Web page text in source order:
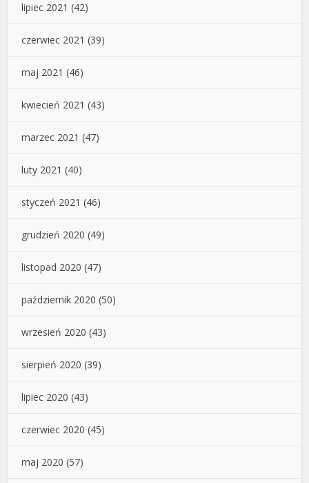
lipiec 2021 (42)
czerwiec 2021 (39)
maj 2021 (46)
kwiecień 2021 (43)
marzec 2021 (47)
luty 2021 (40)
styczeń 2021 (46)
grudzień 2020 (49)
listopad 2020 (47)
październik 2020 (50)
wrzesień 2020 (43)
sierpień 2020 (39)
lipiec 2020 (43)
czerwiec 2020 (45)
maj 2020 (57)